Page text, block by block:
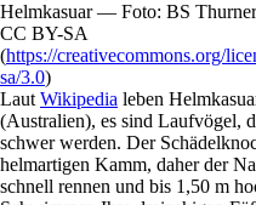
Helmkasuar — Foto: BS
CC BY-SA
(https://creativecommons.org/
sa/3.0)
Laut Wikipedia leben
(Australien), es sind Laufvögel,
schwer werden. Der
helmartigen Kamm, daher der
schnell rennen und bis 1,50 m